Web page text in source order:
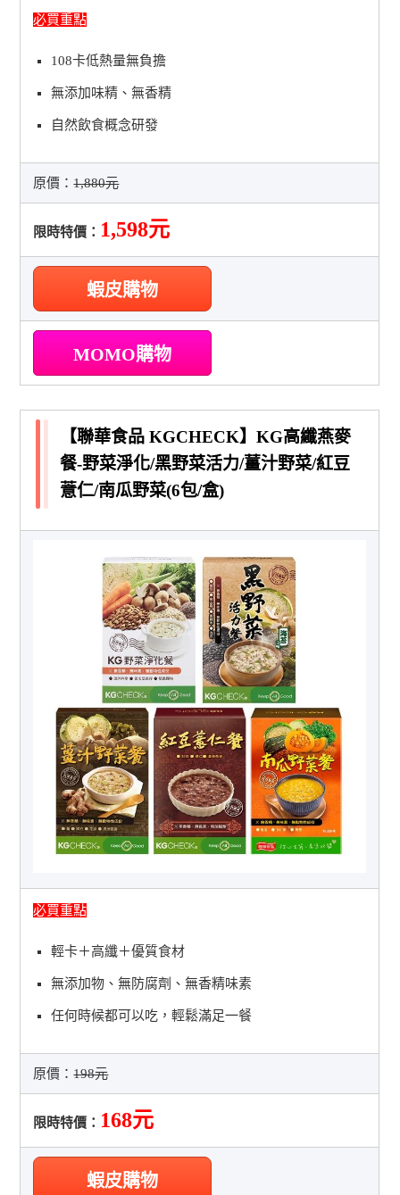
必買重點
108卡低熱量無負擔
無添加味精、無香精
自然飲食概念研發
原價：1,880元
限時特價： 1,598元
蝦皮購物
MOMO購物
【聯華食品 KGCHECK】KG高纖燕麥
餐-野菜淨化/黑野菜活力/薑汁野菜/紅豆
薏仁/南瓜野菜(6包/盒)
必買重點
輕卡＋高纖＋優質食材
無添加物、無防腐劑、無香精味素
任何時候都可以吃，輕鬆滿足一餐
原價：198元
限時特價： 168元
蝦皮購物